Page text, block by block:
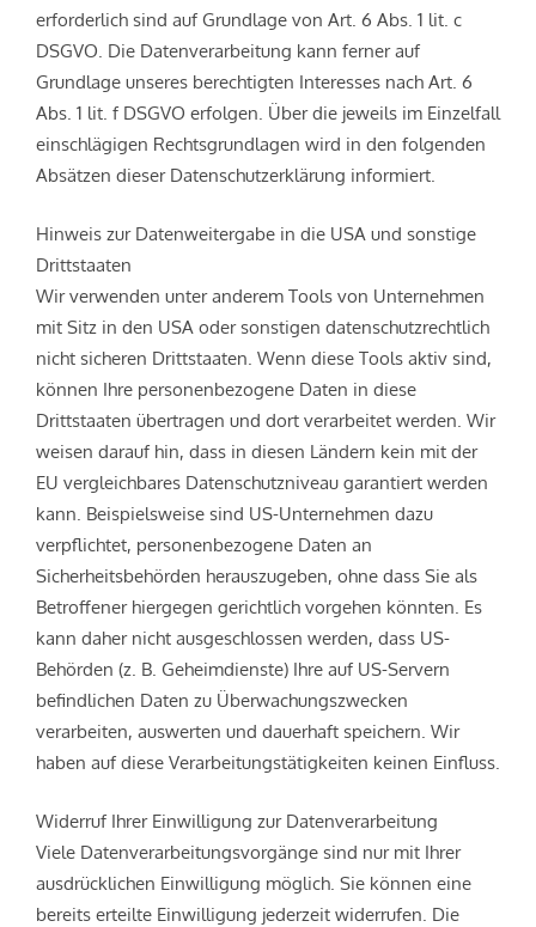
erforderlich sind auf Grundlage von Art. 6 Abs. 1 lit. c
DSGVO. Die Datenverarbeitung kann ferner auf
Grundlage unseres berechtigten Interesses nach Art. 6
Abs. 1 lit. f DSGVO erfolgen. Über die jeweils im Einzelfall
einschlägigen Rechtsgrundlagen wird in den folgenden
Absätzen dieser Datenschutzerklärung informiert.
Hinweis zur Datenweitergabe in die USA und sonstige
Drittstaaten
Wir verwenden unter anderem Tools von Unternehmen
mit Sitz in den USA oder sonstigen datenschutzrechtlich
nicht sicheren Drittstaaten. Wenn diese Tools aktiv sind,
können Ihre personenbezogene Daten in diese
Drittstaaten übertragen und dort verarbeitet werden. Wir
weisen darauf hin, dass in diesen Ländern kein mit der
EU vergleichbares Datenschutzniveau garantiert werden
kann. Beispielsweise sind US-Unternehmen dazu
verpflichtet, personenbezogene Daten an
Sicherheitsbehörden herauszugeben, ohne dass Sie als
Betroffener hiergegen gerichtlich vorgehen könnten. Es
kann daher nicht ausgeschlossen werden, dass US-
Behörden (z. B. Geheimdienste) Ihre auf US-Servern
befindlichen Daten zu Überwachungszwecken
verarbeiten, auswerten und dauerhaft speichern. Wir
haben auf diese Verarbeitungstätigkeiten keinen Einfluss.
Widerruf Ihrer Einwilligung zur Datenverarbeitung
Viele Datenverarbeitungsvorgänge sind nur mit Ihrer
ausdrücklichen Einwilligung möglich. Sie können eine
bereits erteilte Einwilligung jederzeit widerrufen. Die